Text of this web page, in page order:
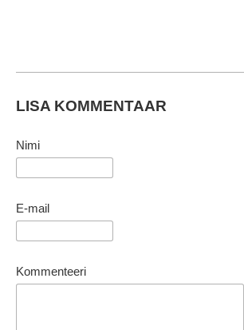
LISA KOMMENTAAR
Nimi
E-mail
Kommenteeri